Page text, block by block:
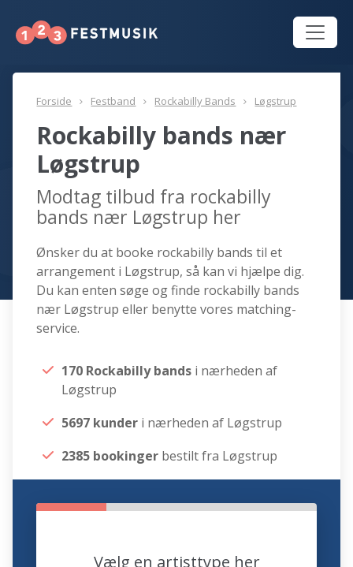
Forside Festband Rockabilly Bands Løgstrup
Rockabilly bands nær
Løgstrup
Modtag tilbud fra rockabilly
bands nær Løgstrup her
Ønsker du at booke rockabilly bands til et
arrangement i Løgstrup, så kan vi hjælpe dig.
Du kan enten søge og finde rockabilly bands
nær Løgstrup eller benytte vores matching-
service.
170 Rockabilly bands i nærheden af
Løgstrup
5697 kunder i nærheden af Løgstrup
2385 bookinger bestilt fra Løgstrup
Vælg en artisttype her